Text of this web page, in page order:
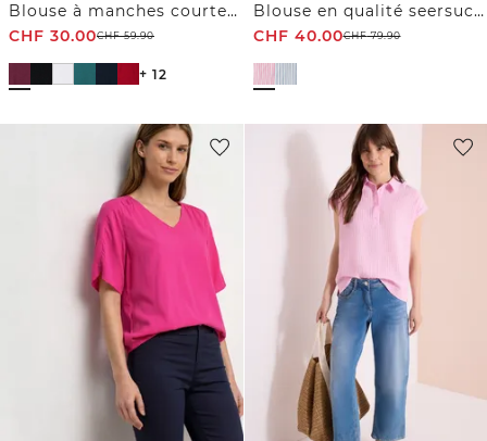
Blouse à manches courtes avec mélange de structures
CHF 30.00CHF59.90
+ 12
Blouse en qualité seersucker
CHF 40.00CHF79.90